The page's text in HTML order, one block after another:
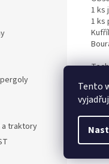
Tento
a traktory
1 ks
1 ks
1
1 ks